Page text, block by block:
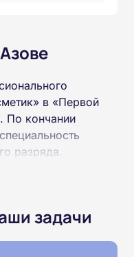
в «Первой
По кончании
разряда.
на
задачи